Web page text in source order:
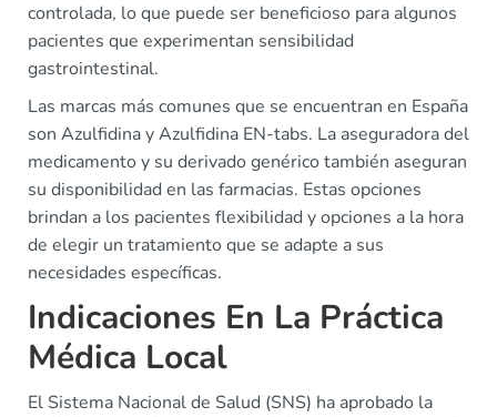
controlada, lo que puede ser beneficioso para algunos
pacientes que experimentan sensibilidad
gastrointestinal.
Las marcas más comunes que se encuentran en España
son Azulfidina y Azulfidina EN-tabs. La aseguradora del
medicamento y su derivado genérico también aseguran
su disponibilidad en las farmacias. Estas opciones
brindan a los pacientes flexibilidad y opciones a la hora
de elegir un tratamiento que se adapte a sus
necesidades específicas.
Indicaciones En La Práctica
Médica Local
El Sistema Nacional de Salud (SNS) ha aprobado la